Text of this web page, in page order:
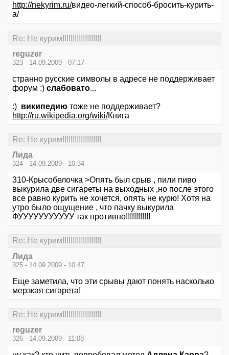
http://nekyrim.ru/видео-легкий-способ-бросить-курить-
а/
Re: Не курим!!!!!!!!!!!!!!!!!!!
reguzer
323 - 14.09.2009 - 07:17
странно русские символы в адресе не поддерживает
форум :) слабовато...
:) википедию тоже не поддерживает?
http://ru.wikipedia.org/wiki/Книга
Re: Не курим!!!!!!!!!!!!!!!!!!!
Лида
324 - 14.09.2009 - 10:34
310-Крысобелочка >Опять был срыв , пили пиво
выкурила две сигареты на выходных ,но после этого
все равно курить не хочется, опять не курю! Хотя на
утро было ощущение , что пачку выкурила
ФУУУУУУУУУУУ так противно!!!!!!!!!!!!
Re: Не курим!!!!!!!!!!!!!!!!!!!
Лида
325 - 14.09.2009 - 10:47
Еще заметила, что эти срывы дают понять насколько
мерзкая сигарета!
Re: Не курим!!!!!!!!!!!!!!!!!!!
reguzer
326 - 14.09.2009 - 11:08